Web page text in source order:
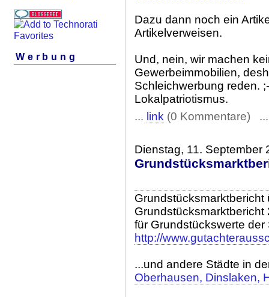
Werbung
Dazu dann noch ein
Artikelverweisen.
Und, nein, wir machen
Gewerbeimmobilien,
Schleichwerbung reden.
Lokalpatriotismus.
... link (0 Kommentare)
Dienstag, 11. September
Grundstücksmarktbericht
für Grundstückswerte
http://
...und andere Städte in
Oberhausen, Dinslaken,